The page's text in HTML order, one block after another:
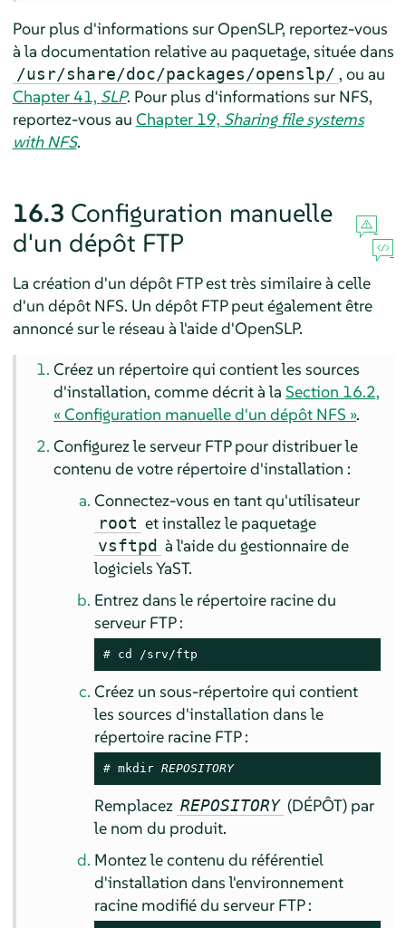
Pour plus d'informations sur OpenSLP, reportez-vous
à la documentation relative au paquetage, située dans
/usr/share/doc/packages/openslp/ , ou au
Chapter 41, SLP. Pour plus d'informations sur NFS,
reportez-vous au Chapter 19, Sharing file systems
with NFS.
16.3 Configuration manuelle
d'un dépôt FTP
La création d'un dépôt FTP est très similaire à celle
d'un dépôt NFS. Un dépôt FTP peut également être
annoncé sur le réseau à l'aide d'OpenSLP.
Créez un répertoire qui contient les sources
d'installation, comme décrit à laSection 16.2,
« Configuration manuelle d'un dépôt NFS ».
Configurez le serveur FTP pour distribuer le
contenu de votre répertoire d'installation :
Connectez-vous en tant qu'utilisateur
root et installez le paquetage
vsftpd à l'aide du gestionnaire de
logiciels YaST.
Entrez dans le répertoire racine du
serveur FTP :
# cd /srv/ftp
Créez un sous-répertoire qui contient
les sources d'installation dans le
répertoire racine FTP :
# mkdir REPOSITORY
Remplacez REPOSITORY (DÉPÔT) par
le nom du produit.
Montez le contenu du référentiel
d'installation dans l'environnement
racine modifié du serveur FTP :